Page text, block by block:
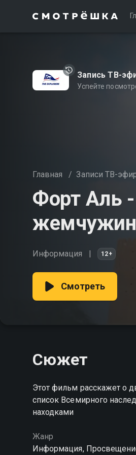
Запись ТВ-
Успейте
Главная / Записи ТВ-
Форт Аль
Информация 12+
Смотреть
Сюжет
Этот фильм расскажет о
список Всемирного
находками
Жанр
Информация,